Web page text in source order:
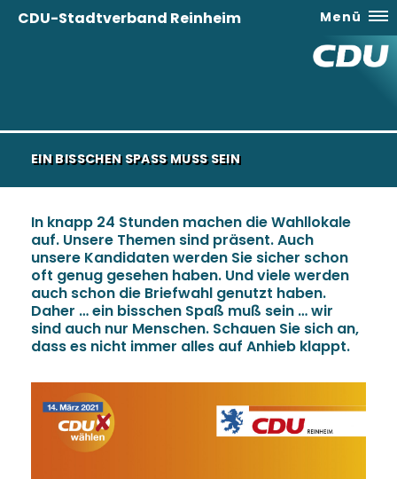
CDU-Stadtverband Reinheim Menü
EIN BISSCHEN SPASS MUSS SEIN
In knapp 24 Stunden machen die Wahllokale
auf. Unsere Themen sind präsent. Auch
unsere Kandidaten werden Sie sicher schon
oft genug gesehen haben. Und viele werden
auch schon die Briefwahl genutzt haben.
Daher … ein bisschen Spaß muß sein … wir
sind auch nur Menschen. Schauen Sie sich an,
dass es nicht immer alles auf Anhieb klappt.